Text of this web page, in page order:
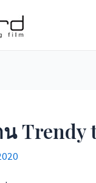
Trendy